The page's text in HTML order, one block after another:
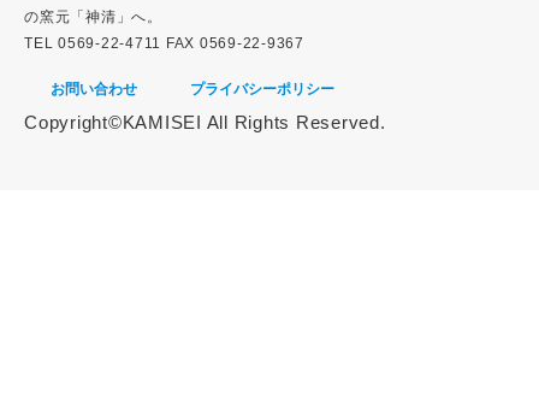
の窯元「神清」へ。
TEL 0569-22-4711 FAX 0569-22-9367
お問い合わせ プライバシーポリシー
Copyright©KAMISEI All Rights Reserved.